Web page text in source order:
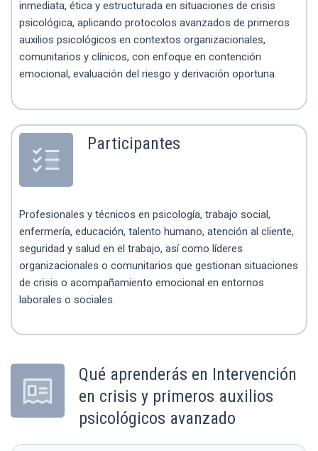
inmediata, ética y estructurada en situaciones de crisis
psicológica, aplicando protocolos avanzados de primeros
auxilios psicológicos en contextos organizacionales,
comunitarios y clínicos, con enfoque en contención
emocional, evaluación del riesgo y derivación oportuna.
Participantes
Profesionales y técnicos en psicología, trabajo social,
enfermería, educación, talento humano, atención al cliente,
seguridad y salud en el trabajo, así como líderes
organizacionales o comunitarios que gestionan situaciones
de crisis o acompañamiento emocional en entornos
laborales o sociales.
Qué aprenderás en Intervención
en crisis y primeros auxilios
psicológicos avanzado